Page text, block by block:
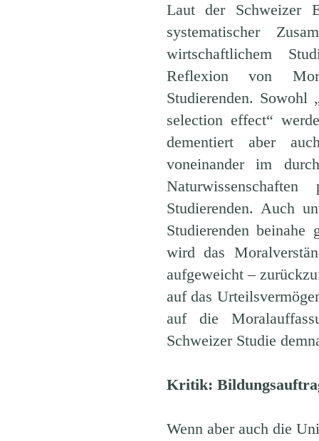
Laut der Schweizer
systematischer
wirtschaftlichem
Reflexion von
Studierenden. Sowohl
selection effect“
dementiert aber
voneinander im
Studierenden. Auch
Studierenden
wird das
aufgeweicht –
auf das
auf die
Schweizer Studie
Kritik:
Wenn aber auch die